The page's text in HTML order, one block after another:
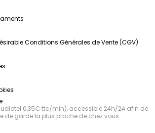
Conditions Générales de Vente (CGV)
:
0,35€ ttc/min), accessible 24h/24 afin de
de garde la plus proche de chez vous